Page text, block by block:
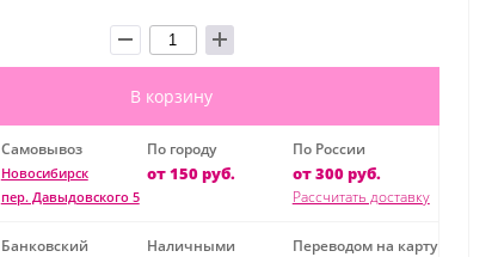
В корзину
Самовывоз
Новосибирск
пер. Давыдовского 5
По городу
от 150 руб.
По России
от 300 руб.
Рассчитать доставку
Банковский
Наличными
Переводом на карту